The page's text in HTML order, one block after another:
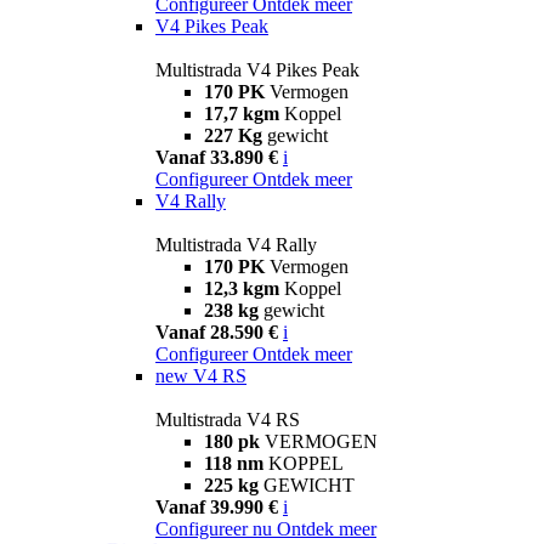
V4 Pikes Peak
Multistrada V4 Pikes Peak
170 PK Vermogen
17,7 kgm Koppel
227 Kg gewicht
Vanaf 33.890 € i
Configureer Ontdek meer
V4 Rally
Multistrada V4 Rally
170 PK Vermogen
12,3 kgm Koppel
238 kg gewicht
Vanaf 28.590 € i
Configureer Ontdek meer
new V4 RS
Multistrada V4 RS
180 pk VERMOGEN
118 nm KOPPEL
225 kg GEWICHT
Vanaf 39.990 € i
Configureer nu Ontdek meer